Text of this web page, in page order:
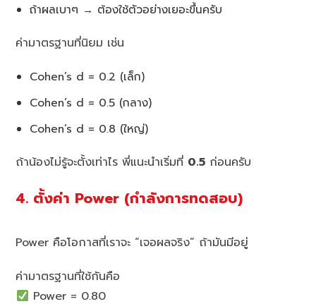
ถ้าผลเบาๆ → ต้องใช้ตัวอย่างเยอะขึ้นครับ
ค่ามาตรฐานที่นิยม เช่น
Cohen’s d = 0.2 (เล็ก)
Cohen’s d = 0.5 (กลาง)
Cohen’s d = 0.8 (ใหญ่)
ถ้าน้องไม่รู้จะตั้งเท่าไร พี่แนะนำเริ่มที่ 0.5 ก่อนครับ
4. ตั้งค่า Power (กำลังการทดสอบ)
Power คือโอกาสที่เราจะ “เจอผลจริง” ถ้ามันมีอยู่
ค่ามาตรฐานที่ใช้กันคือ
Power = 0.80